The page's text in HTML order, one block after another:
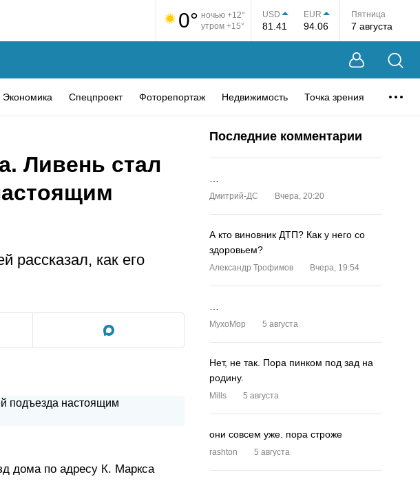
0° ночью +12°
утром +15°
USD
81.41
EUR
94.06
Пятница
7 августа
Экономика Спецпроект Фоторепортаж Недвижимость Точка зрения
Ливень стал
рассказал, как его
дома по адресу К. Маркса
Последние комментарии
Дмитрий-ДС Вчера, 20:20
А кто виновник ДТП? Как у него со
здоровьем?
Александр Трофимов Вчера, 19:54
MyxoMop 5 августа
Нет, не так. Пора пинком под зад на
родину.
Mills 5 августа
они совсем уже. пора строже
rashton 5 августа